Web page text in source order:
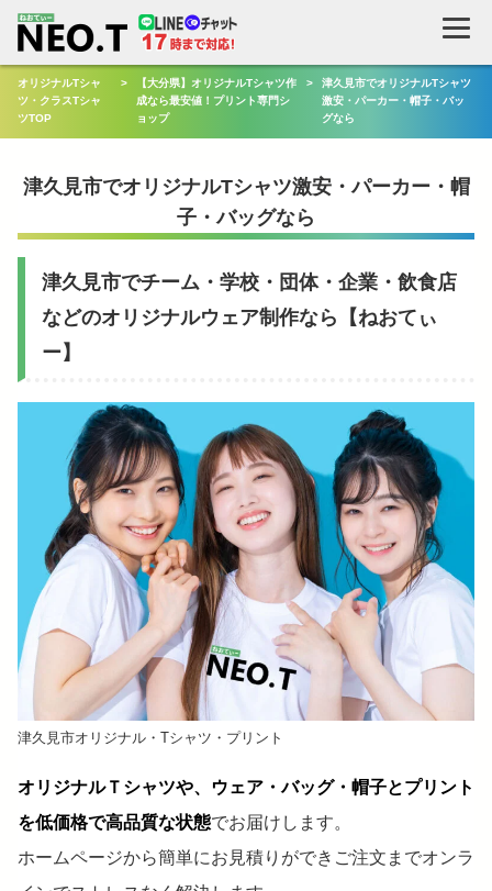
オリジナルTシャ
ツ・クラスTシャ
ツTOP
>
【大分県】オリジナルTシャツ作
成なら最安値！プリント専門シ
ョップ
>
津久見市でオリジナルTシャツ
激安・パーカー・帽子・バッ
グなら
津久見市でオリジナルTシャツ激安・パーカー・帽
子・バッグなら
津久見市でチーム・学校・団体・企業・飲食店
などのオリジナルウェア制作なら【ねおてぃ
ー】
津久見市オリジナル・Tシャツ・プリント
オリジナルＴシャツや、ウェア・バッグ・帽子とプリント
を低価格で高品質な状態でお届けします。
ホームページから簡単にお見積りができご注文までオンラ
検
索